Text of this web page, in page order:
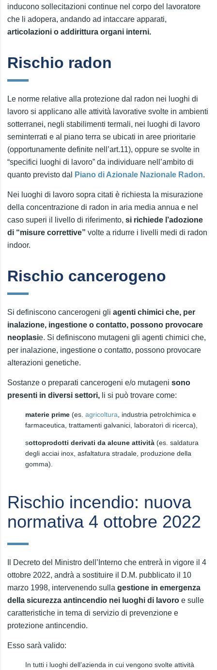
inducono sollecitazioni continue nel corpo del lavoratore
che li adopera, andando ad intaccare apparati,
articolazioni o addirittura organi interni.
Rischio radon
Le norme relative alla protezione dal radon nei luoghi di
lavoro si applicano alle attività lavorative svolte in ambienti
sotterranei, negli stabilimenti termali, nei luoghi di lavoro
seminterrati e al piano terra se ubicati in aree prioritarie
(opportunamente definite nell’art.11), oppure se svolte in
“specifici luoghi di lavoro” da individuare nell’ambito di
quanto previsto dal
Piano di Azionale Nazionale Radon.
Nei luoghi di lavoro sopra citati è richiesta la misurazione
della concentrazione di radon in aria media annua e nel
caso superi il livello di riferimento, si richiede l’adozione
di “misure correttive” volte a ridurre i livelli medi di radon
indoor.
Rischio cancerogeno
Si definiscono cancerogeni gli agenti chimici che, per
inalazione, ingestione o contatto, possono provocare
neoplasie. Si definiscono mutageni gli agenti chimici che,
per inalazione, ingestione o contatto, possono provocare
alterazioni genetiche.
Sostanze o preparati cancerogeni e/o mutageni sono
presenti in diversi settori, li si può trovare come:
materie prime (es. agricoltura , industria petrolchimica e
farmaceutica, trattamenti galvanici, laboratori di ricerca),
sottoprodotti derivati da alcune attività (es. saldatura
degli acciai inox, asfaltatura stradale, produzione della
gomma).
Rischio incendio: nuova
normativa 4 ottobre 2022
Il Decreto del Ministro dell’Interno che entrerà in vigore il 4
ottobre 2022, andrà a sostituire il D.M. pubblicato il 10
marzo 1998, intervenendo sulla gestione in emergenza
della sicurezza antincendio nei luoghi di lavoro e sulle
caratteristiche in tema di servizio di prevenzione e
protezione antincendio.
Esso sarà valido:
In tutti i luoghi dell’azienda in cui vengono svolte attività